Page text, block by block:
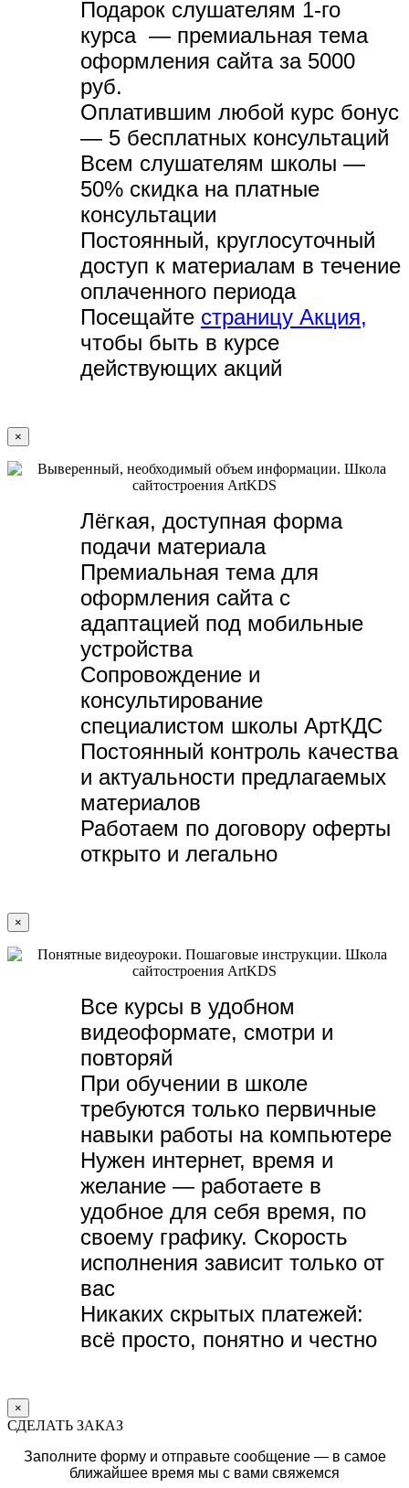
Подарок слушателям 1-го
курса — премиальная тема
оформления сайта за 5000
руб.
Оплатившим любой курс бонус
— 5 бесплатных консультаций
Всем слушателям школы —
50% скидка на платные
консультации
Постоянный, круглосуточный
доступ к материалам в течение
оплаченного периода
Посещайте страницу Акция,
чтобы быть в курсе
действующих акций
×
Лёгкая, доступная форма
подачи материала
Премиальная тема для
оформления сайта с
адаптацией под мобильные
устройства
Сопровождение и
консультирование
специалистом школы АртКДС
Постоянный контроль качества
и актуальности предлагаемых
материалов
Работаем по договору оферты
открыто и легально
×
Все курсы в удобном
видеоформате, смотри и
повторяй
При обучении в школе
требуются только первичные
навыки работы на компьютере
Нужен интернет, время и
желание — работаете в
удобное для себя время, по
своему графику. Скорость
исполнения зависит только от
вас
Никаких скрытых платежей:
всё просто, понятно и честно
×
СДЕЛАТЬ ЗАКАЗ
Заполните форму и отправьте сообщение — в самое
ближайшее время мы с вами свяжемся